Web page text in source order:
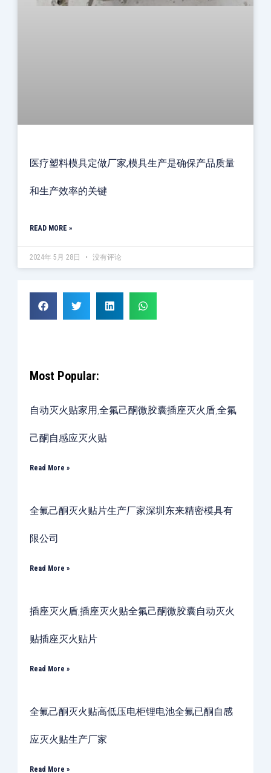
医疗塑料模具定做厂家,模具生产是确保产品质量
和生产效率的关键
READ MORE »
2024年 5月 28日 没有评论
Most Popular:
自动灭火贴家用,全氟己酮微胶囊插座灭火盾,全氟
己酮自感应灭火贴
Read More »
全氟己酮灭火贴片生产厂家深圳东来精密模具有
限公司
Read More »
插座灭火盾,插座灭火贴全氟己酮微胶囊自动灭火
贴插座灭火贴片
Read More »
全氟己酮灭火贴高低压电柜锂电池全氟已酮自感
应灭火贴生产厂家
Read More »